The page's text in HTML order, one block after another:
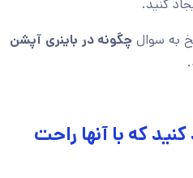
کنید.
به سوال چگونه در باینری آپشن
کنید که با آنها راحت